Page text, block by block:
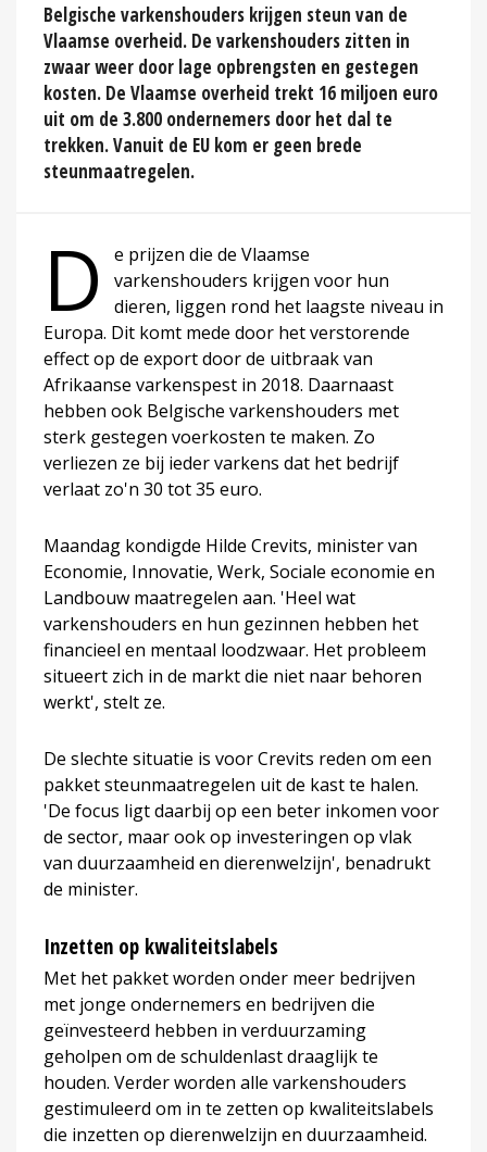
Belgische varkenshouders krijgen steun van de
Vlaamse overheid. De varkenshouders zitten in
zwaar weer door lage opbrengsten en gestegen
kosten. De Vlaamse overheid trekt 16 miljoen euro
uit om de 3.800 ondernemers door het dal te
trekken. Vanuit de EU kom er geen brede
steunmaatregelen.
D
e prijzen die de Vlaamse
varkenshouders krijgen voor hun
dieren, liggen rond het laagste niveau in
Europa. Dit komt mede door het verstorende
effect op de export door de uitbraak van
Afrikaanse varkenspest in 2018. Daarnaast
hebben ook Belgische varkenshouders met
sterk gestegen voerkosten te maken. Zo
verliezen ze bij ieder varkens dat het bedrijf
verlaat zo'n 30 tot 35 euro.
Maandag kondigde Hilde Crevits, minister van
Economie, Innovatie, Werk, Sociale economie en
Landbouw maatregelen aan. 'Heel wat
varkenshouders en hun gezinnen hebben het
financieel en mentaal loodzwaar. Het probleem
situeert zich in de markt die niet naar behoren
werkt', stelt ze.
De slechte situatie is voor Crevits reden om een
pakket steunmaatregelen uit de kast te halen.
'De focus ligt daarbij op een beter inkomen voor
de sector, maar ook op investeringen op vlak
van duurzaamheid en dierenwelzijn', benadrukt
de minister.
Inzetten op kwaliteitslabels
Met het pakket worden onder meer bedrijven
met jonge ondernemers en bedrijven die
geïnvesteerd hebben in verduurzaming
geholpen om de schuldenlast draaglijk te
houden. Verder worden alle varkenshouders
gestimuleerd om in te zetten op kwaliteitslabels
die inzetten op dierenwelzijn en duurzaamheid.